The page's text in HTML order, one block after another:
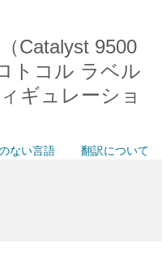
Catalyst 9500
トコル ラベル
ギュレーショ
ない言語 翻訳について